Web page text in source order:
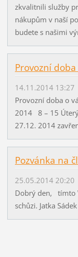
zkvalitnili služby
nákupům v naší
budete s našimi
Provozní
14.11.2014 13:27
Provozní doba o
2014 8 – 15
27.12. 2014
Pozvánka na
25.05.2014 20:20
Dobrý den, tímto
schůzi. Jatka